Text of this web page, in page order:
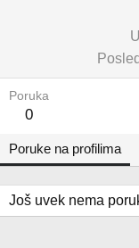
Poruka
0
Poruke na profilima
Još uvek nema